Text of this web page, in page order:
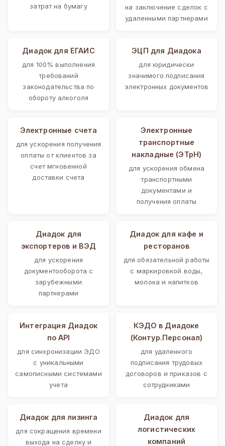
затрат на бумагу
на заключение сделок с
удаленными партнерами
Диадок для ЕГАИС
для 100% выполнения
требований
законодательства по
обороту алкоголя
ЭЦП для Диадока
для юридически
значимого подписания
электронных документов
Электронные счета
для ускорения получения
оплаты от клиентов за
счет мгновенной
доставки счета
Электронные
транспортные
накладные (ЭТрН)
для ускорения обмена
транспортными
документами и
получения оплаты
Диадок для
экспортеров и ВЭД
для ускорения
документооборота с
зарубежными
партнерами
Диадок для кафе и
ресторанов
для обязательной работы
с маркировкой воды,
молока и напитков
Интеграция Диадок
по API
для синхронизации ЭДО
с уникальными
самописными системами
учета
КЭДО в Диадоке
(Контур.Персонал)
для удаленного
подписания трудовых
договоров и приказов с
сотрудниками
Диадок для лизинга
для сокращения времени
выхода на сделку и
Диадок для
логистических
компаний